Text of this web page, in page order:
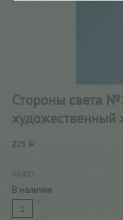
Стороны света
художественный
225 Р
49431
В наличии